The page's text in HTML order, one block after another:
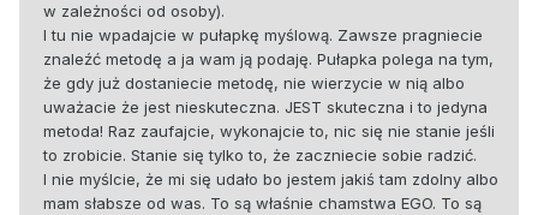
w zależności od osoby).
I tu nie wpadajcie w pułapkę myślową. Zawsze pragniecie
znaleźć metodę a ja wam ją podaję. Pułapka polega na tym,
że gdy już dostaniecie metodę, nie wierzycie w nią albo
uważacie że jest nieskuteczna. JEST skuteczna i to jedyna
metoda! Raz zaufajcie, wykonajcie to, nic się nie stanie jeśli
to zrobicie. Stanie się tylko to, że zaczniecie sobie radzić.
I nie myślcie, że mi się udało bo jestem jakiś tam zdolny albo
mam słabsze od was. To są właśnie chamstwa EGO. To są